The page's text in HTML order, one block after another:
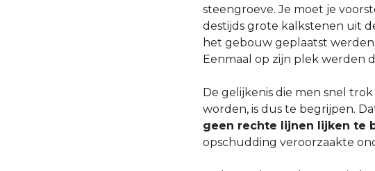
steengroeve. Je moet je
destijds grote kalkstenen uit
het gebouw geplaatst
Eenmaal op zijn plek werden
De gelijkenis die men snel
worden, is dus te begrijpen.
geen rechte lijnen lijken te
opschudding veroorzaakte